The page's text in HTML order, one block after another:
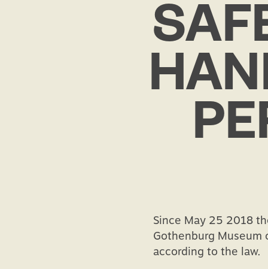
Since May 25 2018
Gothenburg
according to the law.